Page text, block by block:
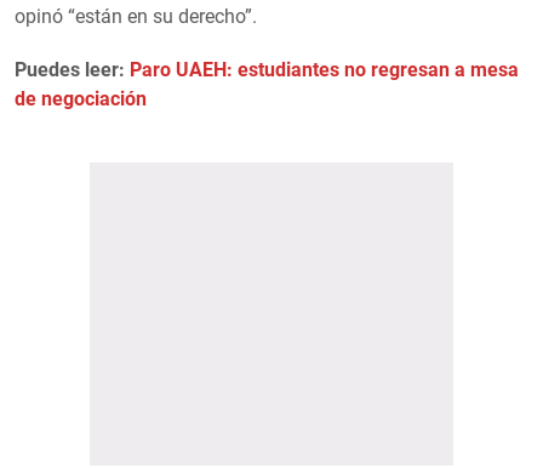
opinó “están en su derecho”.
Puedes leer: Paro UAEH: estudiantes no regresan a mesa
de negociación